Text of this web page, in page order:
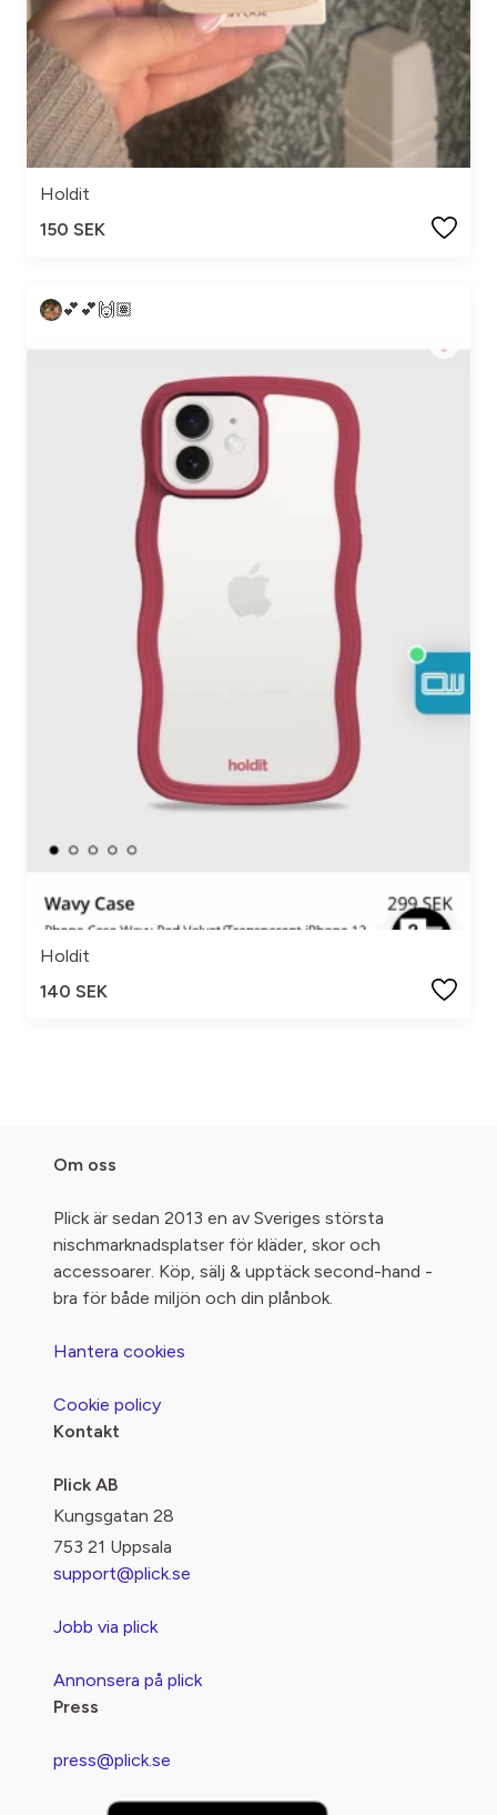
Holdit
150 SEK
💕💕🙌🏽
Holdit
140 SEK
Om oss
Plick är sedan 2013 en av Sveriges största
nischmarknadsplatser för kläder, skor och
accessoarer. Köp, sälj & upptäck second-hand -
bra för både miljön och din plånbok.
Hantera cookies
Cookie policy
Kontakt
Plick AB
Kungsgatan 28
753 21 Uppsala
support@plick.se
Jobb via plick
Annonsera på plick
Press
press@plick.se